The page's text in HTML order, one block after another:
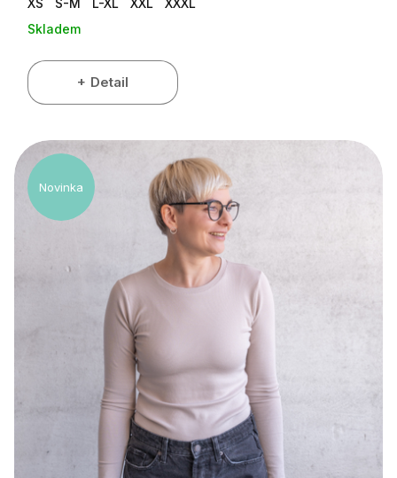
XS S-M L-XL XXL
XXXL
Skladem
Detail
Novinka